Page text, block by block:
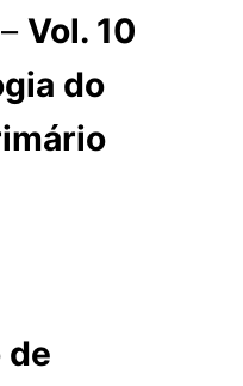
– Vol. 10
do
de